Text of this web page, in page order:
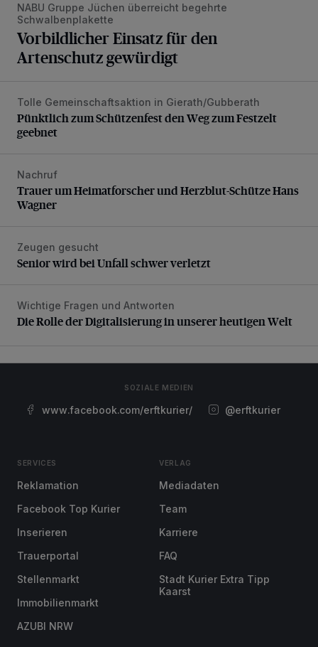
NABU Gruppe Jüchen überreicht begehrte
Schwalbenplakette
Vorbildlicher Einsatz für den
Artenschutz gewürdigt
Pünktlich zum Schützenfest den Weg zum Festzelt
Tolle Gemeinschaftsaktion in Gierath/Gubberath
Pünktlich zum Schützenfest den Weg zum Festzelt
geebnet
Trauer um Heimatforscher und Herzblut-Schütze Hans
Nachruf
Trauer um Heimatforscher und Herzblut-Schütze Hans
Wagner
Senior wird bei Unfall schwer verletzt
Zeugen gesucht
Senior wird bei Unfall schwer verletzt
Die Rolle der Digitalisierung in unserer heutigen Welt
Wichtige Fragen und Antworten
Die Rolle der Digitalisierung in unserer heutigen Welt
SOZIALE MEDIEN
www.facebook.com/erftkurier/ @erftkurier
SERVICES
Reklamation
Facebook Top Kurier
Inserieren
Trauerportal
Stellenmarkt
Immobilienmarkt
AZUBI NRW
VERLAG
Mediadaten
Team
Karriere
FAQ
Stadt Kurier Extra Tipp
Kaarst